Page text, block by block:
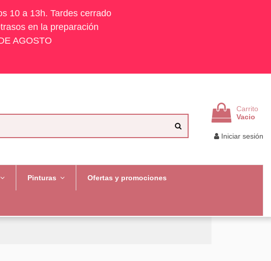
10 a 13h. Tardes cerrado
en la preparación
AGOSTO
Carrito
Vacio
Iniciar sesión
Pinturas Ofertas y promociones